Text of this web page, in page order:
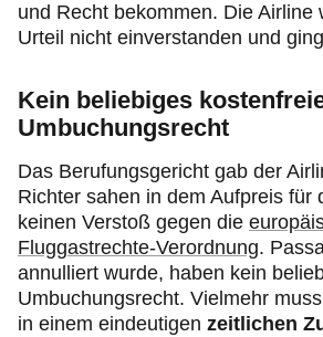
und Recht bekommen. Die Airline
Urteil nicht einverstanden und
Kein beliebiges
Umbuchungsrecht
Das Berufungsgericht gab der
Richter sahen in dem Aufpreis für
keinen Verstoß gegen die
Fluggastrechte-Verordnung.
annulliert wurde, haben kein
Umbuchungsrecht. Vielmehr
in einem eindeutigen zeitlichen